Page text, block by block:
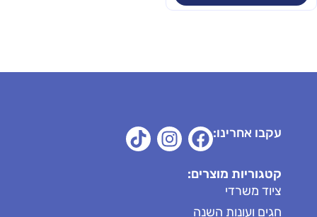
עקבו אחרינו:
קטגוריות מוצרים:
ציוד משרדי
חגים ועונות השנה